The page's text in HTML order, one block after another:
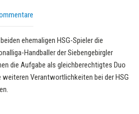
ehemaligen HSG-Spieler die
Handballer der Siebengebirgler
die Aufgabe als gleichberechtigtes Duo
weiteren Verantwortlichkeiten bei der HSG